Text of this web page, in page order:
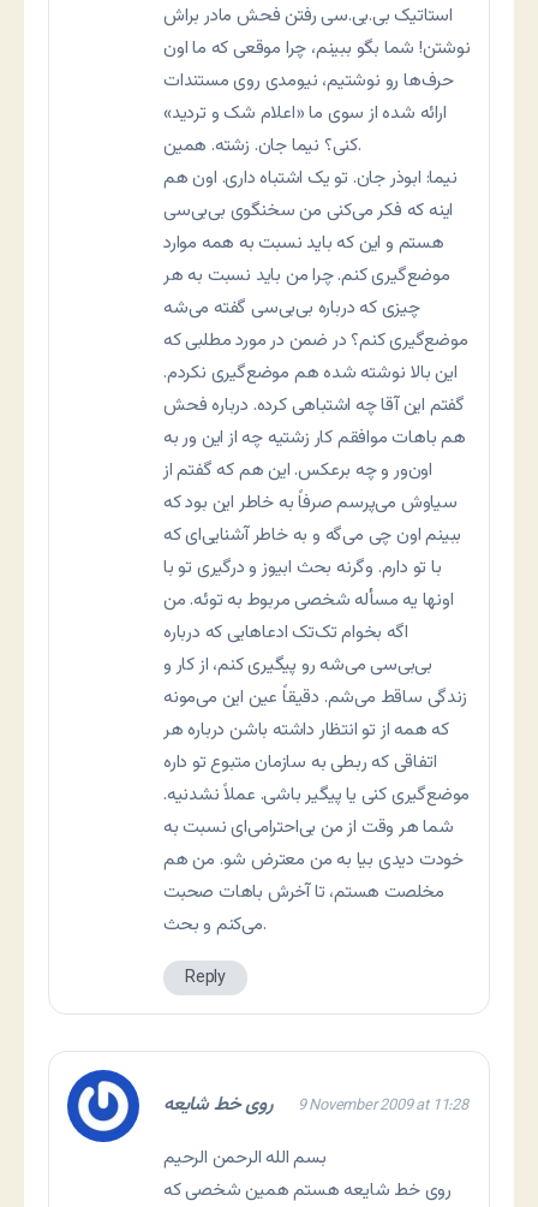
استاتیک بی.بی.سی رفتن فحش مادر براش
نوشتن! شما بگو ببینم، چرا موقعی که ما اون
حرف‌ها رو نوشتیم، نیومدی روی مستندات
ارائه شده از سوی ما «اعلام شک و تردید»
کنی؟ نیما جان. زشته. همین.
نیما: ابوذر جان. تو یک اشتباه داری. اون هم
اینه که فکر می‌کنی من سخنگوی بی‌بی‌سی
هستم و این که باید نسبت به همه موارد
موضع‌گیری کنم. چرا من باید نسبت به هر
چیزی که درباره بی‌بی‌سی گفته می‌شه
موضع‌گیری کنم؟ در ضمن در مورد مطلبی که
این بالا نوشته شده هم موضع‌گیری نکردم.
گفتم این آقا چه اشتباهی کرده. درباره فحش
هم باهات موافقم کار زشتیه چه از این ور به
اون‌ور و چه برعکس. این هم که گفتم از
سیاوش می‌پرسم صرفاً به خاطر این بود که
ببینم اون چی می‌گه و به خاطر آشنایی‌ای که
با تو دارم. وگرنه بحث ابیوز و درگیری تو با
اونها یه مسأله شخصی مربوط به توئه. من
اگه بخوام تک‌تک ادعاهایی که درباره
بی‌بی‌سی می‌شه رو پیگیری کنم، از کار و
زندگی ساقط می‌شم. دقیقاً عین این می‌مونه
که همه از تو انتظار داشته باشن درباره هر
اتفاقی که ربطی به سازمان متبوع تو داره
موضع‌گیری کنی یا پیگیر باشی. عملاً نشدنیه.
شما هر وقت از من بی‌احترامی‌ای نسبت به
خودت دیدی بیا به من معترض شو. من هم
مخلصت هستم، تا آخرش باهات صحبت
می‌کنم و بحث.
Reply
روی خط شایعه 9 November 2009 at 11:28
بسم الله الرحمن الرحیم
روی خط شایعه هستم همین شخصی که